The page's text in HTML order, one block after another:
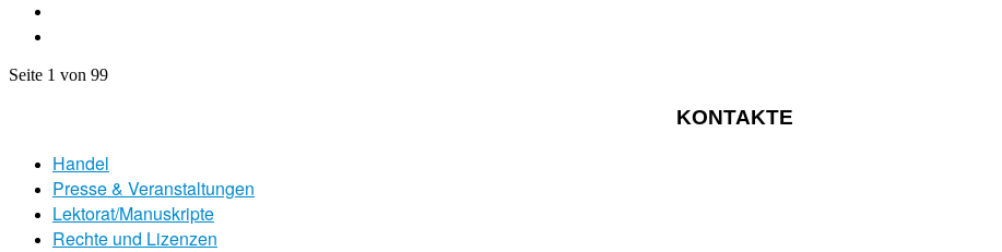
Seite 1 von 99
KONTAKTE
Handel
Presse & Veranstaltungen
Lektorat/Manuskripte
Rechte und Lizenzen